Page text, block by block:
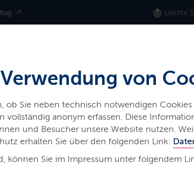
von
ob Sie neben technisch notwendigen Cookies
vollständig anonym erfassen. Diese
und Besucher unsere Website nutzen.
erhalten Sie über den folgenden Link:
können Sie im Impressum unter folgendem
Leichte
Land & Leute Presse
gründen